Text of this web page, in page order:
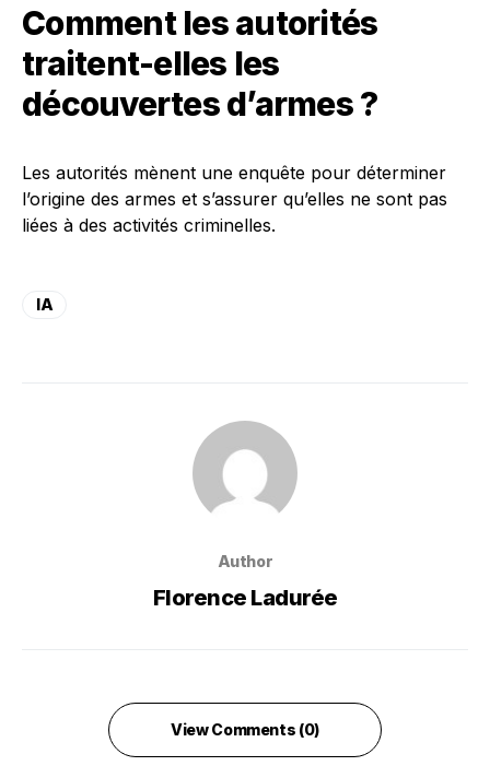
Comment les autorités
traitent-elles les
découvertes d’armes ?
Les autorités mènent une enquête pour déterminer
l’origine des armes et s’assurer qu’elles ne sont pas
liées à des activités criminelles.
IA
Author
Florence Ladurée
View Comments (0)